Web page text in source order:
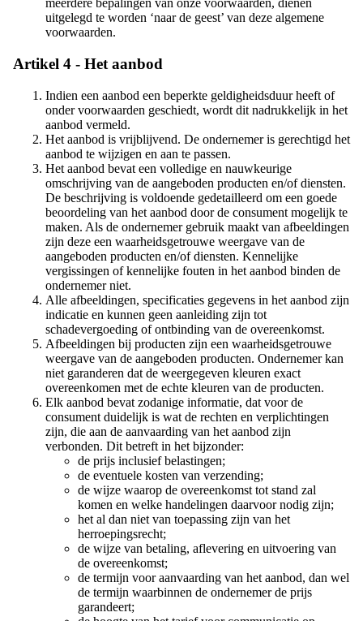
meerdere bepalingen van onze voorwaarden, dienen
uitgelegd te worden ‘naar de geest’ van deze algemene
voorwaarden.
Artikel 4 - Het aanbod
Indien een aanbod een beperkte geldigheidsduur heeft of
onder voorwaarden geschiedt, wordt dit nadrukkelijk in het
aanbod vermeld.
Het aanbod is vrijblijvend. De ondernemer is gerechtigd het
aanbod te wijzigen en aan te passen.
Het aanbod bevat een volledige en nauwkeurige
omschrijving van de aangeboden producten en/of diensten.
De beschrijving is voldoende gedetailleerd om een goede
beoordeling van het aanbod door de consument mogelijk te
maken. Als de ondernemer gebruik maakt van afbeeldingen
zijn deze een waarheidsgetrouwe weergave van de
aangeboden producten en/of diensten. Kennelijke
vergissingen of kennelijke fouten in het aanbod binden de
ondernemer niet.
Alle afbeeldingen, specificaties gegevens in het aanbod zijn
indicatie en kunnen geen aanleiding zijn tot
schadevergoeding of ontbinding van de overeenkomst.
Afbeeldingen bij producten zijn een waarheidsgetrouwe
weergave van de aangeboden producten. Ondernemer kan
niet garanderen dat de weergegeven kleuren exact
overeenkomen met de echte kleuren van de producten.
Elk aanbod bevat zodanige informatie, dat voor de
consument duidelijk is wat de rechten en verplichtingen
zijn, die aan de aanvaarding van het aanbod zijn
verbonden. Dit betreft in het bijzonder:
de prijs inclusief belastingen;
de eventuele kosten van verzending;
de wijze waarop de overeenkomst tot stand zal
komen en welke handelingen daarvoor nodig zijn;
het al dan niet van toepassing zijn van het
herroepingsrecht;
de wijze van betaling, aflevering en uitvoering van
de overeenkomst;
de termijn voor aanvaarding van het aanbod, dan wel
de termijn waarbinnen de ondernemer de prijs
garandeert;